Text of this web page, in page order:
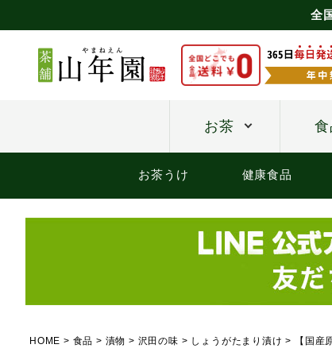
全
お茶 食
お茶うけ 健康食品
HOME 食品 漬物 沢田の味 しょうがたまり漬け 【国